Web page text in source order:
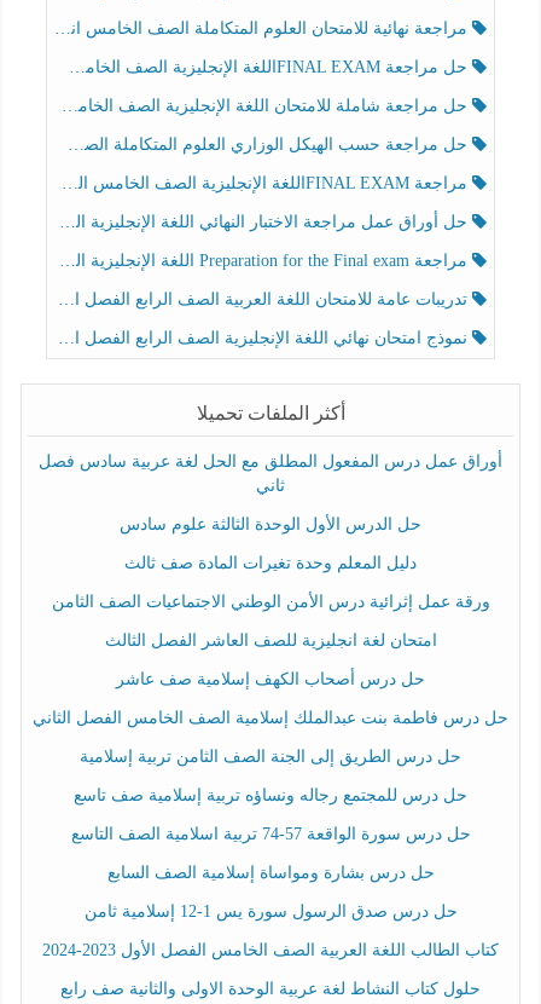
مراجعة نهائية للامتحان العلوم المتكاملة الصف الخامس انسبير الفصل الثالث
حل مراجعة FINAL EXAMاللغة الإنجليزية الصف الخامس الفصل الثالث
حل مراجعة شاملة للامتحان اللغة الإنجليزية الصف الخامس الفصل الثالث
حل مراجعة حسب الهيكل الوزاري العلوم المتكاملة الصف الخامس عام الفصل الثالث
مراجعة FINAL EXAMاللغة الإنجليزية الصف الخامس الفصل الثالث
حل أوراق عمل مراجعة الاختبار النهائي اللغة الإنجليزية الصف الرابع الفصل الثالث
مراجعة Preparation for the Final exam اللغة الإنجليزية الصف الرابع الفصل الثالث
تدريبات عامة للامتحان اللغة العربية الصف الرابع الفصل الثالث
نموذج امتحان نهائي اللغة الإنجليزية الصف الرابع الفصل الثالث
أكثر الملفات تحميلا
أوراق عمل درس المفعول المطلق مع الحل لغة عربية سادس فصل
ثاني
حل الدرس الأول الوحدة الثالثة علوم سادس
دليل المعلم وحدة تغيرات المادة صف ثالث
ورقة عمل إثرائية درس الأمن الوطني الاجتماعيات الصف الثامن
امتحان لغة انجليزية للصف العاشر الفصل الثالث
حل درس أصحاب الكهف إسلامية صف عاشر
حل درس فاطمة بنت عبدالملك إسلامية الصف الخامس الفصل الثاني
حل درس الطريق إلى الجنة الصف الثامن تربية إسلامية
حل درس للمجتمع رجاله ونساؤه تربية إسلامية صف تاسع
حل درس سورة الواقعة 57-74 تربية اسلامية الصف التاسع
حل درس بشارة ومواساة إسلامية الصف السابع
حل درس صدق الرسول سورة يس 1-12 إسلامية ثامن
كتاب الطالب اللغة العربية الصف الخامس الفصل الأول 2023-2024
حلول كتاب النشاط لغة عربية الوحدة الاولى والثانية صف رابع